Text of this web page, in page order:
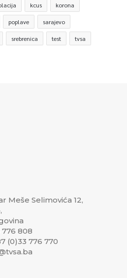
kcus korona
poplave sarajevo
srebrenica test tvsa
Meše Selimovića 12,
776 808
(0)33 776 770